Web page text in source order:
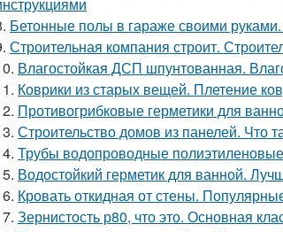
Бетонные полы в гараже своими
Строительная компания строит.
Влагостойкая ДСП шпунтованная.
Коврики из старых вещей. Плетение
Противогрибковые герметики для
Строительство домов из панелей. Что
Трубы водопроводные
Водостойкий герметик для ванной.
Кровать откидная от стены.
Зернистость р80, что это. Основная